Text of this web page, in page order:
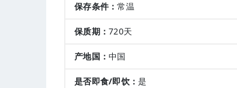
保存条件：常温
保质期：720天
产地国：中国
是否即食/即饮：是